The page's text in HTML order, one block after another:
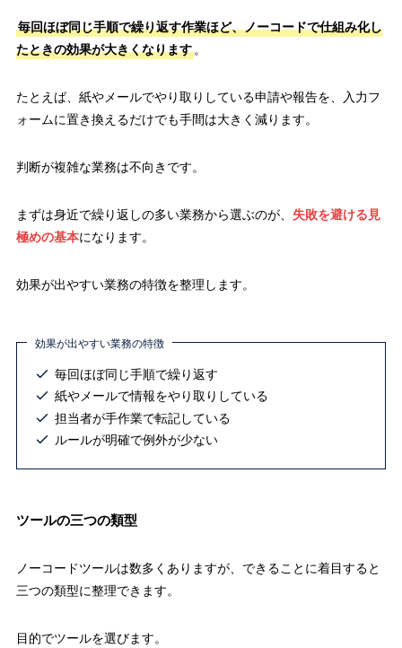
毎回ほぼ同じ手順で繰り返す作業ほど、ノーコードで仕組み化し
たときの効果が大きくなります。
たとえば、紙やメールでやり取りしている申請や報告を、入力フ
ォームに置き換えるだけでも手間は大きく減ります。
判断が複雑な業務は不向きです。
まずは身近で繰り返しの多い業務から選ぶのが、 失敗を避ける見
極めの基本になります。
効果が出やすい業務の特徴を整理します。
効果が出やすい業務の特徴
毎回ほぼ同じ手順で繰り返す
紙やメールで情報をやり取りしている
担当者が手作業で転記している
ルールが明確で例外が少ない
ツールの三つの類型
ノーコードツールは数多くありますが、できることに着目すると
三つの類型に整理できます。
目的でツールを選びます。